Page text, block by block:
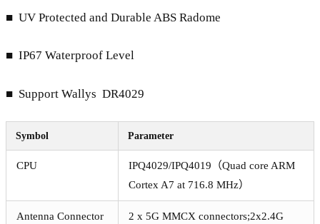
■ UV Protected and Durable ABS Radome
■ IP67 Waterproof Level
■ Support Wallys DR4029
Symbol Parameter
CPU
IPQ4029/IPQ4019（Quad core ARM
Cortex A7 at 716.8 MHz）
Antenna Connector
2 x 5G MMCX connectors;2x2.4G